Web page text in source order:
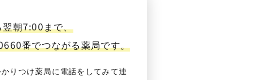
朝7:00まで、
番でつながる薬局です。
りつけ薬局に電話をしてみて連